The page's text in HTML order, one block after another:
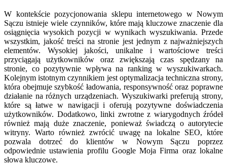
W kontekście pozycjonowania sklepu internetowego w Nowym
Sączu istnieje wiele czynników, które mają kluczowe znaczenie dla
osiągnięcia wysokich pozycji w wynikach wyszukiwania. Przede
wszystkim, jakość treści na stronie jest jednym z najważniejszych
elementów. Wysokiej jakości, unikalne i wartościowe treści
przyciągają użytkowników oraz zwiększają czas spędzany na
stronie, co pozytywnie wpływa na ranking w wyszukiwarkach.
Kolejnym istotnym czynnikiem jest optymalizacja techniczna strony,
która obejmuje szybkość ładowania, responsywność oraz poprawne
działanie na różnych urządzeniach. Wyszukiwarki preferują strony,
które są łatwe w nawigacji i oferują pozytywne doświadczenia
użytkowników. Dodatkowo, linki zwrotne z wiarygodnych źródeł
również mają duże znaczenie, ponieważ świadczą o autorytecie
witryny. Warto również zwrócić uwagę na lokalne SEO, które
pozwala dotrzeć do klientów w Nowym Sączu poprzez
odpowiednie ustawienia profilu Google Moja Firma oraz lokalne
słowa kluczowe.